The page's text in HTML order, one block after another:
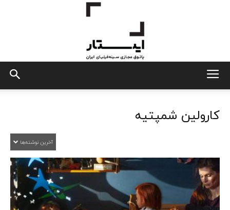
کارولین شمپتیه
آخرین نوشته‌ها